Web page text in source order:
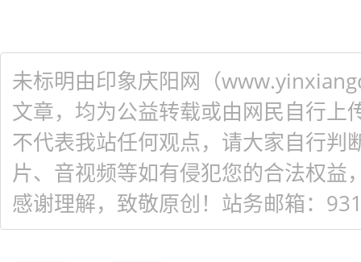
未标明由印象庆阳网（
文章，均为公益转载或由网民自行上
不代表我站任何观点，请大家自行判
片、音视频等如有侵犯您的合法权益
感谢理解，致敬原创！站务邮箱：